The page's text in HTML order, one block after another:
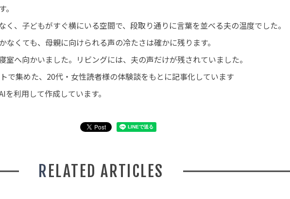
く、子どもがすぐ横にいる空間で、段取り通りに言葉を並べる夫の温度でした。
くても、母親に向けられる声の冷たさは確かに残ります。
室へ向かいました。リビングには、夫の声だけが残されていました。
で集めた、20代・女性読者様の体験談をもとに記事化しています
利用して作成しています。
RELATED ARTICLES